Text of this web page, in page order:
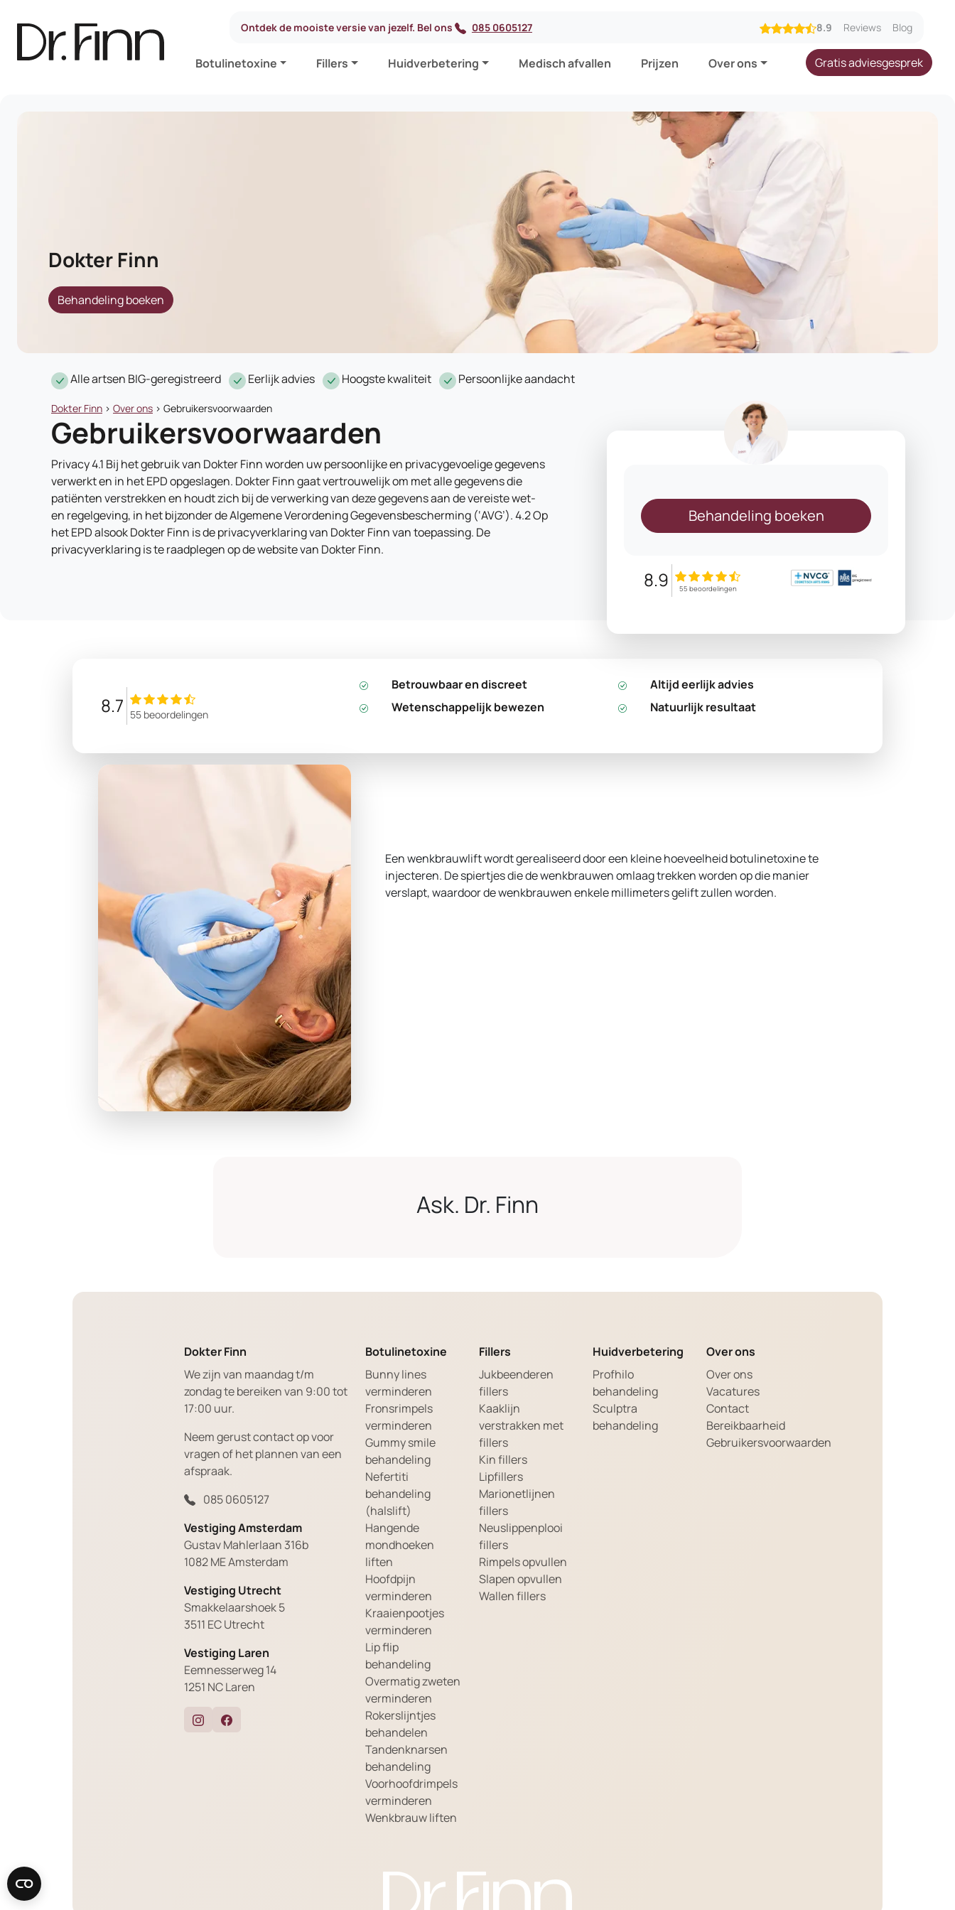
Ontdek de mooiste versie van jezelf. Bel ons 085 0605127 8.9 Reviews Blog
Botulinetoxine Fillers Huidverbetering Medisch afvallen Prijzen Over ons Gratis adviesgesprek
Dokter Finn
Behandeling boeken
Alle artsen BIG-geregistreerd Eerlijk advies Hoogste kwaliteit Persoonlijke aandacht
Dokter Finn > Over ons > Gebruikersvoorwaarden
Gebruikersvoorwaarden
Privacy 4.1 Bij het gebruik van Dokter Finn worden uw persoonlijke en privacygevoelige gegevens
verwerkt en in het EPD opgeslagen. Dokter Finn gaat vertrouwelijk om met alle gegevens die
patiënten verstrekken en houdt zich bij de verwerking van deze gegevens aan de vereiste wet-
en regelgeving, in het bijzonder de Algemene Verordening Gegevensbescherming (‘AVG’). 4.2 Op
het EPD alsook Dokter Finn is de privacyverklaring van Dokter Finn van toepassing. De
privacyverklaring is te raadplegen op de website van Dokter Finn.
Behandeling boeken
8.9 55 beoordelingen
8.7 55 beoordelingen
Betrouwbaar en discreet
Altijd eerlijk advies
Wetenschappelijk bewezen
Natuurlijk resultaat
Een wenkbrauwlift wordt gerealiseerd door een kleine hoeveelheid botulinetoxine te
injecteren. De spiertjes die de wenkbrauwen omlaag trekken worden op die manier
verslapt, waardoor de wenkbrauwen enkele millimeters gelift zullen worden.
Ask. Dr. Finn
Dokter Finn
We zijn van maandag t/m
zondag te bereiken van 9:00 tot
17:00 uur.
Neem gerust contact op voor
vragen of het plannen van een
afspraak.
085 0605127
Vestiging Amsterdam
Gustav Mahlerlaan 316b
1082 ME Amsterdam
Vestiging Utrecht
Smakkelaarshoek 5
3511 EC Utrecht
Vestiging Laren
Eemnesserweg 14
1251 NC Laren
Botulinetoxine
Bunny lines
verminderen
Fronsrimpels
verminderen
Gummy smile
behandeling
Nefertiti
behandeling
(halslift)
Hangende
mondhoeken
liften
Hoofdpijn
verminderen
Kraaienpootjes
verminderen
Lip flip
behandeling
Overmatig zweten
verminderen
Rokerslijntjes
behandelen
Tandenknarsen
behandeling
Voorhoofdrimpels
verminderen
Wenkbrauw liften
Fillers
Jukbeenderen
fillers
Kaaklijn
verstrakken met
fillers
Kin fillers
Lipfillers
Marionetlijnen
fillers
Neuslippenplooi
fillers
Rimpels opvullen
Slapen opvullen
Wallen fillers
Huidverbetering
Profhilo
behandeling
Sculptra
behandeling
Over ons
Over ons
Vacatures
Contact
Bereikbaarheid
Gebruikersvoorwaarden